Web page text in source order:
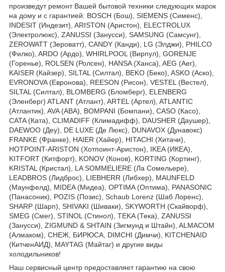
произведут ремонт Вашей бытовой техники следующих марок
на дому и с гарантией: BOSCH (Бош), SIEMENS (Сименс),
INDESIT (Индезит), ARISTON (Аристон), ELECTROLUX
(Электролюкс), ZANUSSI (Занусси), SAMSUNG (Самсунг),
ZEROWATT (Зероватт), CANDY (Канди), LG (Элджи), PHILCO
(Филко), ARDO (Ардо), WHIRLPOOL (Вирпул), GORENJE
(Горенье), ROLSEN (Ролсен), HANSA (Ханса), AEG (Аег),
KAISER (Кайзер), SILTAL (Силтал), BEKO (Беко), ASKO (Аско),
EVRONOVA (Евронова), REESON (Рисон), VESTEL (Вестел),
SILTAL (Силтал), BLOMBERG (Бломберг), ELENBERG
(Эленберг) ATLANT (Атлант), ARTEL (Артел), ATLANTIC
(Атлантик), AVA (АВА), BOMPANI (Бомпани), CASO (Касо),
CATA (Ката), CLIMADIFF (Климадифф), DAUSHER (Даушер),
DAEWOO (Деу), DE LUXE (Де Люкс), DUNAVOX (Дунавокс)
FRANKE (Франке), HAIER (Хайер), HITACHI (Хитачи),
HOTPOINT-ARISTON (Хотпоинт-Аристон), IKEA (ИКЕА),
KITFORT (Китфорт), KONOV (Конов), KORTING (Кортинг),
KRISTAL (Кристал), LA SOMMELIERE (Ла Сомельере),
LEADBROS (Лидброс), LIEBHERR (Либхер), MAUNFELD
(Маунфелд), MIDEA (Мидеа), OPTIMA (Оптима), PANASONIC
(Панасоник), POZIS (Позис), Schaub Lorenz (Шаб Лоренс),
SHARP (Шарп), SHIVAKI (Шиваки), SKYWORTH (Скайворф),
SMEG (Смег), STINOL (Стинол), TEKA (Тека), ZANUSSI
(Занусси), ZIGMUND & SHTAIN (Зигмунд и Штайн), ALMACOM
(Алмаком), СНЕЖ, БИРЮСА, DIMCHI (Димчи), KITCHENAID
(КитченАИД), MAYTAG (Майтаг) и другие виды
холодильников!
Наш сервисный центр предоставляет гарантию на свою